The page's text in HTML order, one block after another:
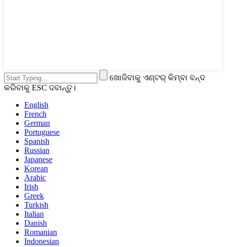
ଖୋଜିବାକୁ ଏଣ୍ଟର୍ କିମ୍ବା ବନ୍ଦ
କରିବାକୁ ESC ଦବାନ୍ତୁ।
English
French
German
Portuguese
Spanish
Russian
Japanese
Korean
Arabic
Irish
Greek
Turkish
Italian
Danish
Romanian
Indonesian